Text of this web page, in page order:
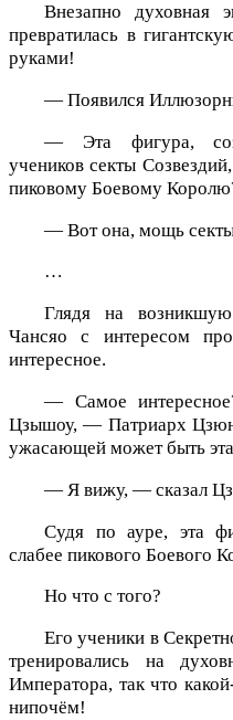
Внезапно духовная
превратилась в
руками!
— Появился
— Эта фигура,
учеников секты
пиковому Боевому
— Вот она, мощь секты
…
Глядя на
Чансяо с интересом
интересное.
— Самое
Цзышоу, — Патриарх
ужасающей может быть
— Я вижу, — сказал
Судя по ауре, эта
слабее пикового Боевого
Но что с того?
Его ученики в
тренировались на
Императора, так что
нипочём!